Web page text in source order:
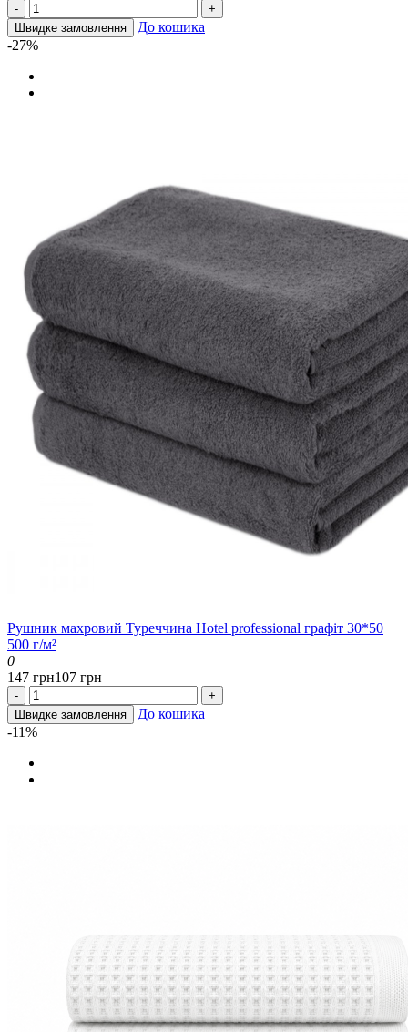
-
+
Швидке замовлення
До кошика
-27%
Рушник махровий Туреччина Hotel professional графіт 30*50
500 г/м²
0
147 грн107 грн
-
+
Швидке замовлення
До кошика
-11%